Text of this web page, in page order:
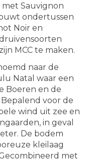
Sauvignon
ondertussen
Noir en
MCC te maken.
naar de
Natal waar een
Boeren en de
voor de
wind uit zee en
in geval
De bodem
kleilaag
met